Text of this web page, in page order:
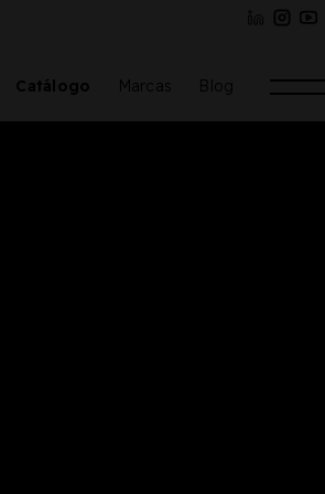
Catálogo Marcas Blog